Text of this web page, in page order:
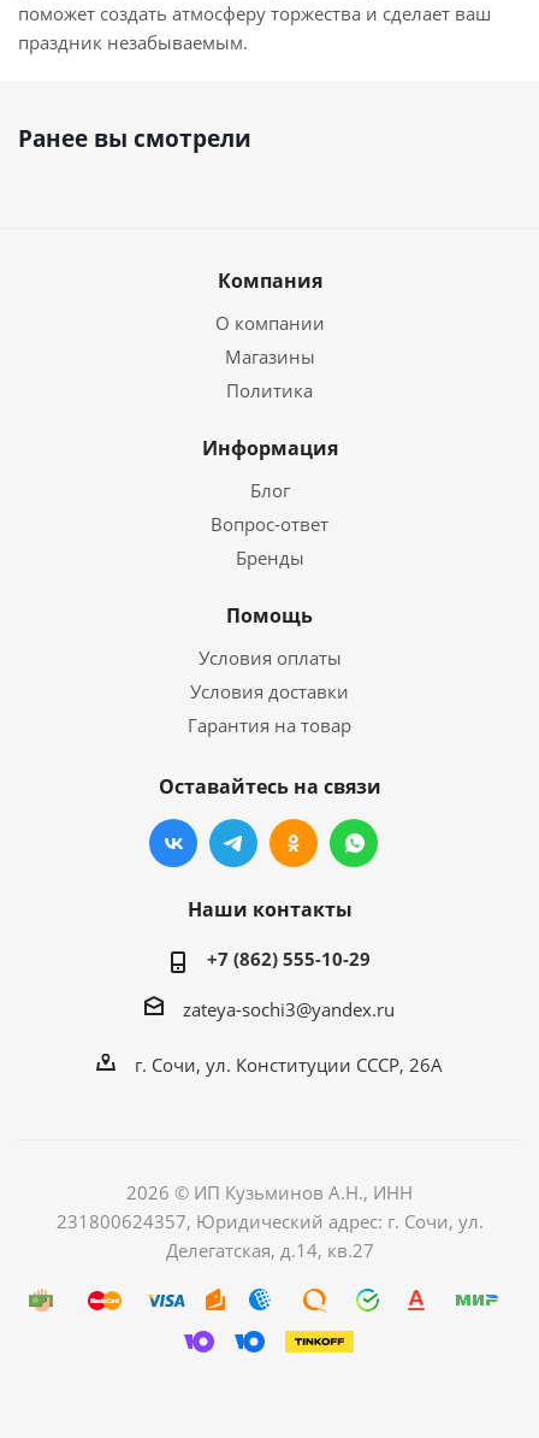
поможет создать атмосферу торжества и сделает ваш
праздник незабываемым.
Ранее вы смотрели
Компания
О компании
Магазины
Политика
Информация
Блог
Вопрос-ответ
Бренды
Помощь
Условия оплаты
Условия доставки
Гарантия на товар
Оставайтесь на связи
Наши контакты
+7 (862) 555-10-29
zateya-sochi3@yandex.ru
г. Сочи, ул. Конституции СССР, 26А
2026 © ИП Кузьминов А.Н., ИНН
231800624357, Юридический адрес: г. Сочи, ул.
Делегатская, д.14, кв.27